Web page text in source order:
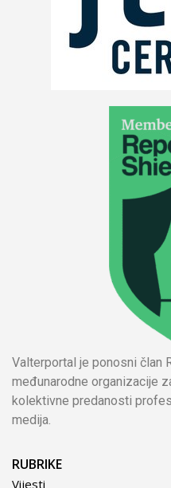
Valterportal je ponosni član
međunarodne organizacije
kolektivne predanosti
medija.
RUBRIKE
Vijesti